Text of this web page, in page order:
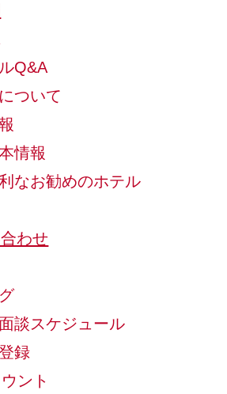
Q&A
ついて
情報
なお勧めのホテル
わせ
談スケジュール
録
ント